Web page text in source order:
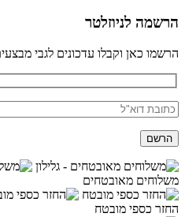
הרשמה לניוזלטר
הרשמו כאן וקבלו עדכונים לגבי
משלוחים מאובטחים
החזר כספי מובטח